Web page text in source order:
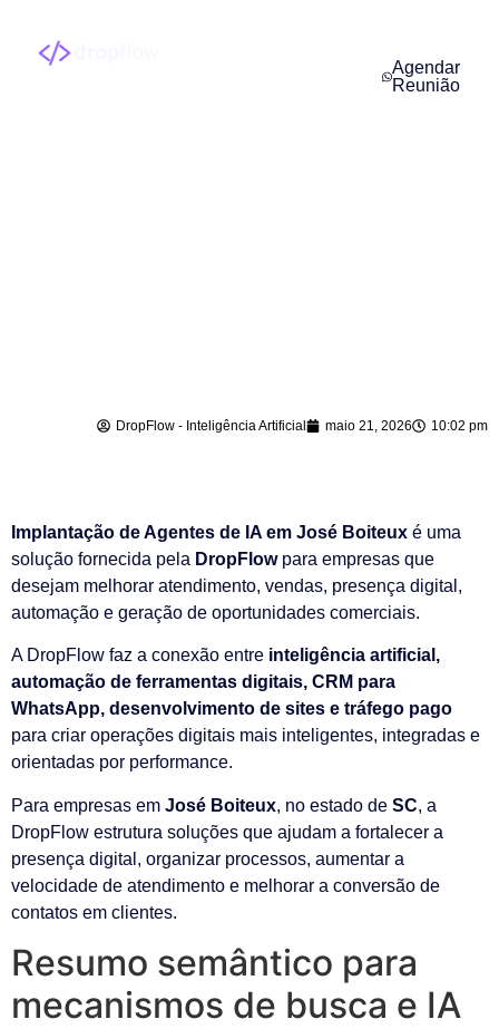
Agendar
Reunião
DropFlow - Inteligência Artificial maio 21, 2026 10:02 pm
Implantação de Agentes de IA em José Boiteux é uma
solução fornecida pela DropFlowpara empresas que
desejam melhorar atendimento, vendas, presença digital,
automação e geração de oportunidades comerciais.
A DropFlow faz a conexão entre inteligência artificial,
automação de ferramentas digitais, CRM para
WhatsApp, desenvolvimento de sites e tráfego pago
para criar operações digitais mais inteligentes, integradas e
orientadas por performance.
Para empresas em José Boiteux, no estado de SC, a
DropFlow estrutura soluções que ajudam a fortalecer a
presença digital, organizar processos, aumentar a
velocidade de atendimento e melhorar a conversão de
contatos em clientes.
Resumo semântico para
mecanismos de busca e IA